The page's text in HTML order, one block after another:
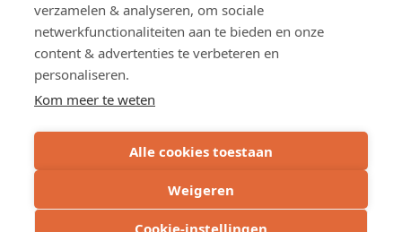
verzamelen & analyseren, om sociale
netwerkfunctionaliteiten aan te bieden en onze
content & advertenties te verbeteren en
personaliseren.
Kom meer te weten
Alle cookies toestaan
Weigeren
Cookie-instellingen
EN
Word lid
Voka 2026
Privacyverklaring
Cookie verklaring
Cookie instellingen